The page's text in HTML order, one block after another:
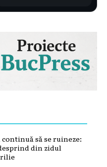
să se ruineze:
din zidul